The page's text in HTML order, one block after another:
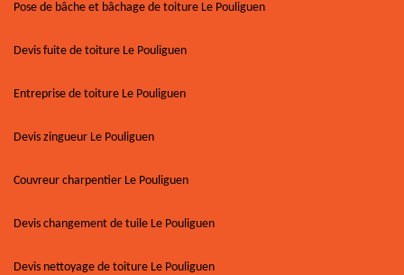
Pose de bâche et bâchage de toiture Le Pouliguen
Devis fuite de toiture Le Pouliguen
Entreprise de toiture Le Pouliguen
Devis zingueur Le Pouliguen
Couvreur charpentier Le Pouliguen
Devis changement de tuile Le Pouliguen
Devis nettoyage de toiture Le Pouliguen